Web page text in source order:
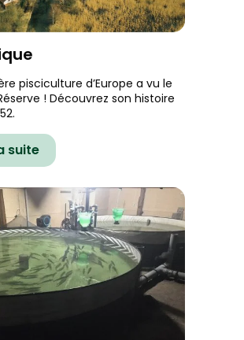
pisciculture d’Europe a vu le
! Découvrez son histoire
suite